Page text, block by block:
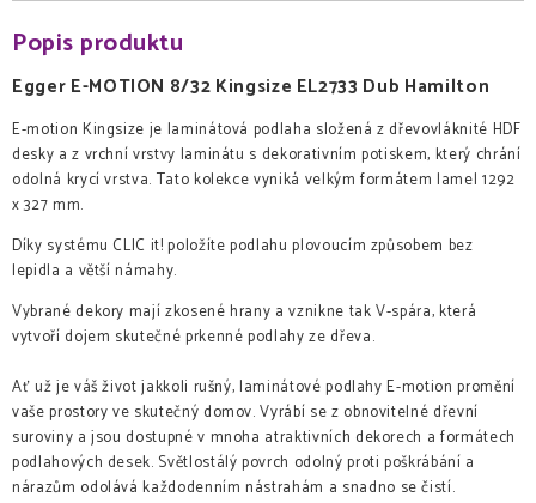
Popis produktu
Egger E-MOTION 8/32 Kingsize EL2733 Dub Hamilton
E-motion Kingsize je laminátová podlaha složená z dřevovláknité HDF
desky a z vrchní vrstvy laminátu s dekorativním potiskem, který chrání
odolná krycí vrstva. Tato kolekce vyniká velkým formátem lamel 1292
x 327 mm.
Díky systému CLIC it! položíte podlahu plovoucím způsobem bez
lepidla a větší námahy.
Vybrané dekory mají zkosené hrany a vznikne tak V-spára, která
vytvoří dojem skutečné prkenné podlahy ze dřeva.
Ať už je váš život jakkoli rušný, laminátové podlahy E-motion promění
vaše prostory ve skutečný domov. Vyrábí se z obnovitelné dřevní
suroviny a jsou dostupné v mnoha atraktivních dekorech a formátech
podlahových desek. Světlostálý povrch odolný proti poškrábání a
nárazům odolává každodenním nástrahám a snadno se čistí.